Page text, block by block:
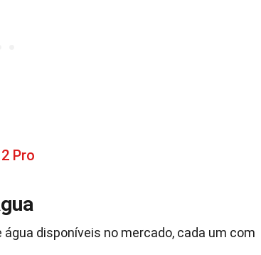
Pro
disponíveis no mercado, cada um com